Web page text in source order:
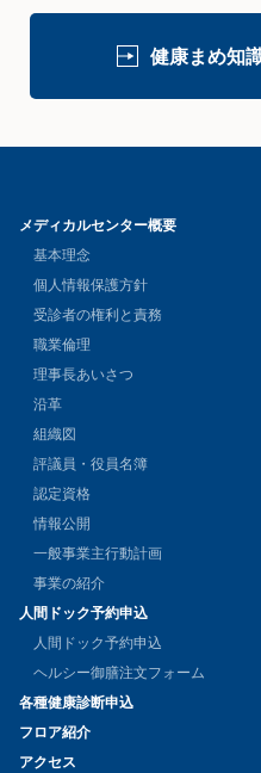
健康まめ知
メディカルセンター概要
基本理念
個人情報保護方針
受診者の権利と責務
職業倫理
理事長あいさつ
沿革
組織図
評議員・役員名簿
認定資格
情報公開
一般事業主行動計画
事業の紹介
人間ドック予約申込
人間ドック予約申込
ヘルシー御膳注文フォーム
各種健康診断申込
フロア紹介
アクセス